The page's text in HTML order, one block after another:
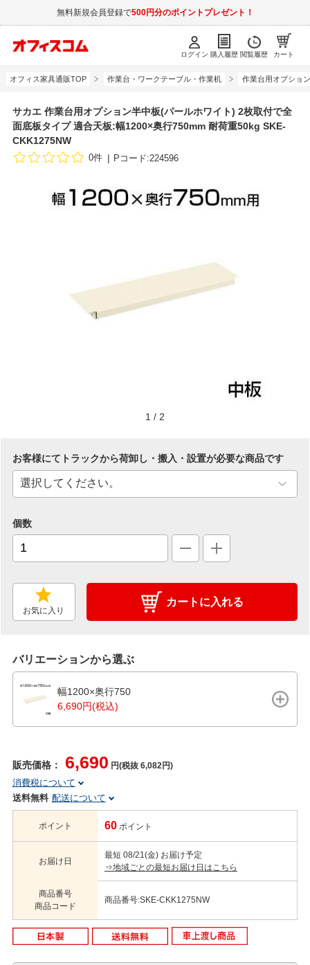
無料新規会員登録で500円分のポイントプレゼント！
ログイン 購入履歴 閲覧履歴 カート
オフィス家具通販TOP 作業台・ワークテーブル・作業机 作業台用オプション
サカエ 作業台用オプション半中板(パールホワイト) 2枚取付で全
面底板タイプ 適合天板:幅1200×奥行750mm 耐荷重50kg SKE-
CKK1275NW
0件 Pコード:224596
1 / 2
お客様にてトラックから荷卸し・搬入・設置が必要な商品です
個数
お気に入り
カートに入れる
バリエーションから選ぶ
幅1200×奥行750
6,690円(税込)
販売価格： 6,690 円(税抜 6,082円)
消費税について
送料無料 配送について
ポイント 60 ポイント
お届け日
最短 08/21(金) お届け予定
⇒地域ごとの最短お届け日はこちら
商品番号
商品コード
商品番号:SKE-CKK1275NW